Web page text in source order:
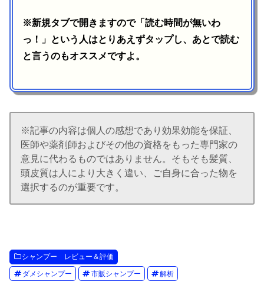
※新規タブで開きますので「読む時間が無いわ
っ！」という人はとりあえずタップし、あとで読む
と言うのもオススメですよ。
※記事の内容は個人の感想であり効果効能を保証、
医師や薬剤師およびその他の資格をもった専門家の
意見に代わるものではありません。そもそも髪質、
頭皮質は人により大きく違い、ご自身に合った物を
選択するのが重要です。
シャンプー レビュー＆評価
ダメシャンプー 市販シャンプー 解析